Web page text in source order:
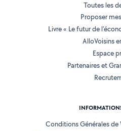
Toutes les
Proposer
Livre « Le futur de
AlloVoisins
Espace
Partenaires et
Conditions Générales